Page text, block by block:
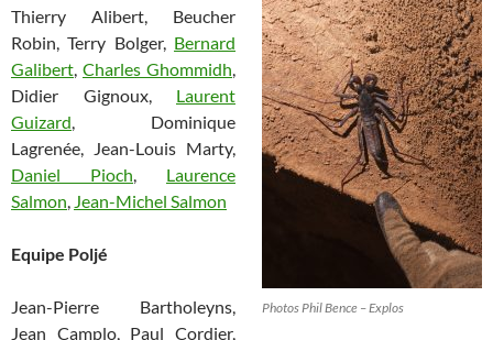
Photos Phil Bence – Explos
Thierry Alibert, Beucher
Robin, Terry Bolger, Bernard
Galibert, Charles Ghommidh,
Didier Gignoux, Laurent
Guizard, Dominique
Lagrenée, Jean-Louis Marty,
Daniel Pioch, Laurence
Salmon, Jean-Michel Salmon
Equipe Poljé
Jean-Pierre Bartholeyns,
Jean Camplo, Paul Cordier,